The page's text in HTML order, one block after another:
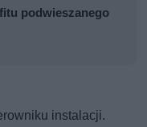
podwieszanego
instalacji.